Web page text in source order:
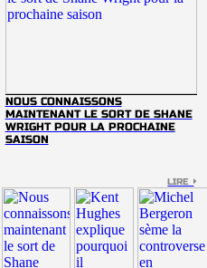
NOUS CONNAISSONS
MAINTENANT LE SORT DE SHANE
WRIGHT POUR LA PROCHAINE
SAISON
LIRE